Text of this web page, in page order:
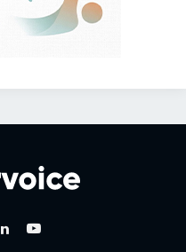
LinkedinYoutube